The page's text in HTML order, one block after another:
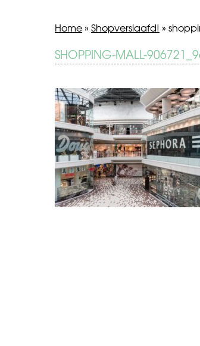
Home» Shopverslaafd! »
SHOPPING-MALL-
BERICHT
NAVIGATIE
Shopverslaafd!